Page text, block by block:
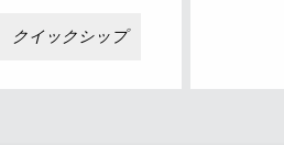
クイックシップ